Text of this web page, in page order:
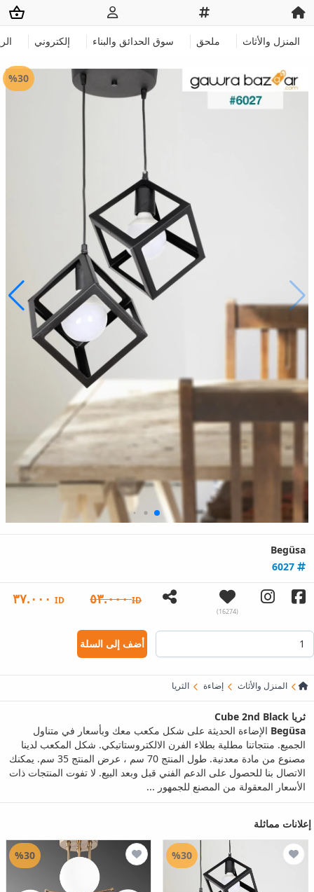
المنزل والأثاث ملحق سوق الحدائق والبناء إلكتروني
%30
Begüsa
(16274)
ID٥٣.٠٠٠ ID٣٧.٠٠٠
أضف إلى السلة
المنزل والأثاث إضاءة الثريا
ثريا Cube 2nd Black
Begüsa الإضاءة الحديثة على شكل مكعب معك وبأسعار في متناول
الجميع. منتجاتنا مطلية بطلاء الفرن الالكتروستاتيكي. شكل المكعب لدينا
مصنوع من مادة معدنية. طول المنتج 70 سم ، عرض المنتج 35 سم. يمكنك
الاتصال بنا للحصول على الدعم الفني قبل وبعد البيع. لا تفوت المنتجات ذات
الأسعار المعقولة من المصنع للجمهور ...
إعلانات مماثلة
%30
%30